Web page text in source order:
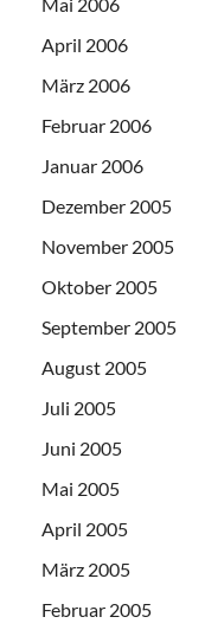
April 2006
März 2006
Februar 2006
Januar 2006
Dezember 2005
November 2005
Oktober 2005
September 2005
August 2005
Juli 2005
Juni 2005
Mai 2005
April 2005
März 2005
Februar 2005